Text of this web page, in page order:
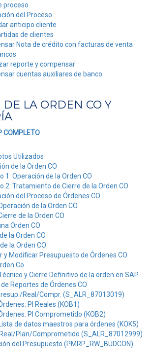
proceso
del Proceso
anticipo cliente
de clientes
Nota de crédito con facturas de venta
reporte y compensar
cuentas auxiliares de banco
DE LA ORDEN CO Y
COMPLETO
Utilizados
de la Orden CO
1: Operación de la Orden CO
2: Tratamiento de Cierre de la Orden CO
del Proceso de Órdenes CO
de la Orden CO
de la Orden CO
Orden CO
la Orden CO
la Orden CO
y Modificar Presupuesto de Órdenes CO
Co
y Cierre Definitivo de la orden en SAP
Reportes de Órdenes CO
Real/Compr. (S_ALR_87013019)
PI Reales (KOB1)
PI Comprometido (KOB2)
Lista de datos maestros para órdenes (KOK5)
Plan/Comprometido (S_ALR_87012999)
del Presupuesto (PMRP_RW_BUDCON)